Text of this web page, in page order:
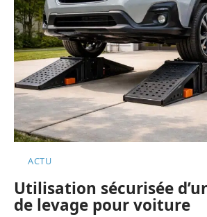
ACTU
Utilisation sécurisée
de levage pour voiture